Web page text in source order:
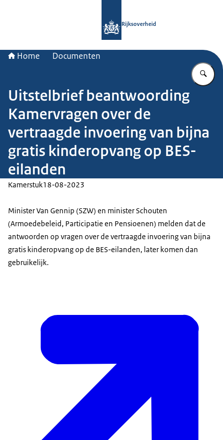
Rijksoverheid
Home Documenten
Uitstelbrief beantwoording
Kamervragen over de
vertraagde invoering van bijna
gratis kinderopvang op BES-
eilanden
Kamerstuk18-08-2023
Minister Van Gennip (SZW) en minister Schouten
(Armoedebeleid, Participatie en Pensioenen) melden dat de
antwoorden op vragen over de vertraagde invoering van bijna
gratis kinderopvang op de BES-eilanden, later komen dan
gebruikelijk.